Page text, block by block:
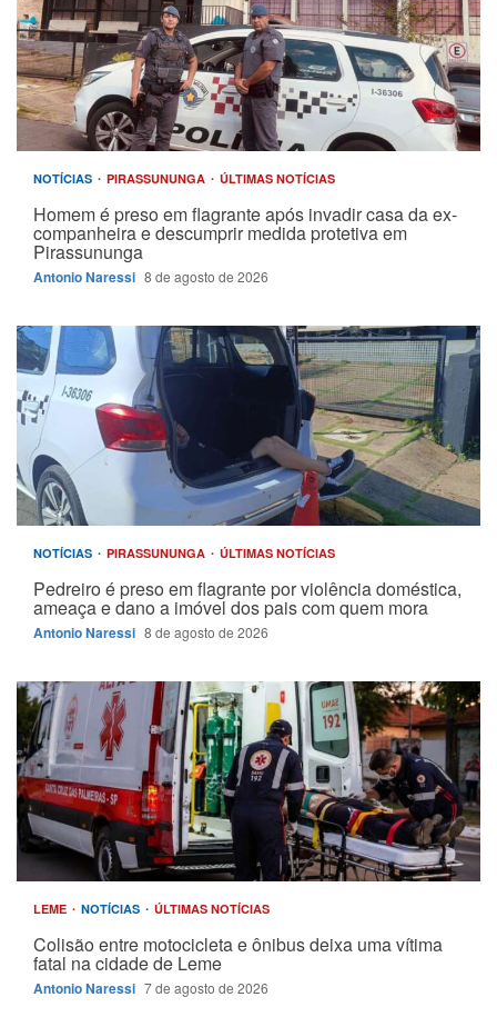
NOTÍCIAS PIRASSUNUNGA ÚLTIMAS NOTÍCIAS
Homem é preso em flagrante após invadir casa da ex-
companheira e descumprir medida protetiva em
Pirassununga
Antonio Naressi 8 de agosto de 2026
NOTÍCIAS PIRASSUNUNGA ÚLTIMAS NOTÍCIAS
Pedreiro é preso em flagrante por violência doméstica,
ameaça e dano a imóvel dos pais com quem mora
Antonio Naressi 8 de agosto de 2026
LEME NOTÍCIAS ÚLTIMAS NOTÍCIAS
Colisão entre motocicleta e ônibus deixa uma vítima
fatal na cidade de Leme
Antonio Naressi 7 de agosto de 2026